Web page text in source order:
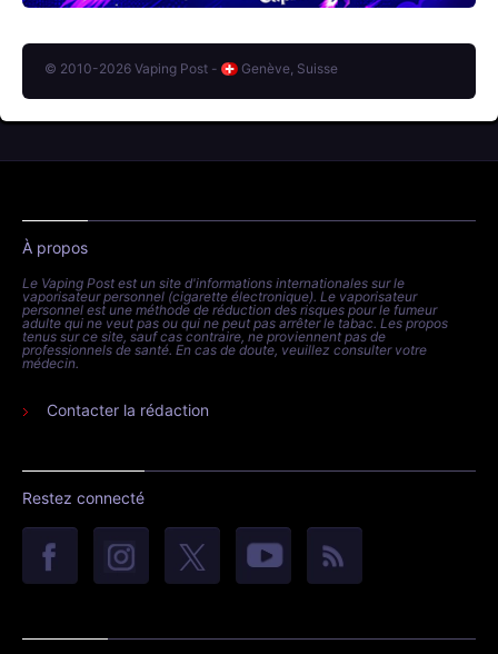
© 2010-2026 Vaping Post - Genève, Suisse
À propos
Le Vaping Post est un site d'informations internationales sur le
vaporisateur personnel (cigarette électronique). Le vaporisateur
personnel est une méthode de réduction des risques pour le fumeur
adulte qui ne veut pas ou qui ne peut pas arrêter le tabac. Les propos
tenus sur ce site, sauf cas contraire, ne proviennent pas de
professionnels de santé. En cas de doute, veuillez consulter votre
médecin.
Contacter la rédaction
Restez connecté